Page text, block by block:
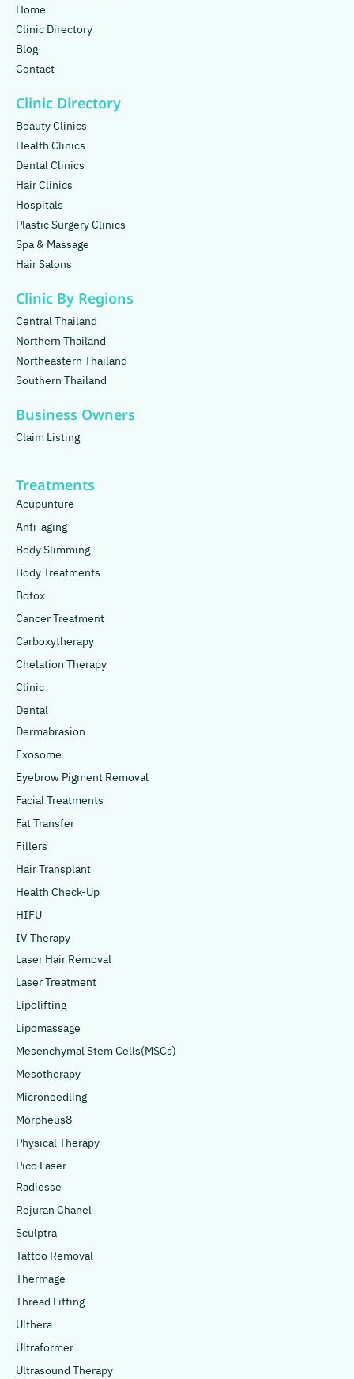
Home
Clinic Directory
Blog
Contact
Clinic Directory
Beauty Clinics
Health Clinics
Dental Clinics
Hair Clinics
Hospitals
Plastic Surgery Clinics
Spa & Massage
Hair Salons
Clinic By Regions
Central Thailand
Northern Thailand
Northeastern Thailand
Southern Thailand
Business Owners
Claim Listing
Treatments
Acupunture
Anti-aging
Body Slimming
Body Treatments
Botox
Cancer Treatment
Carboxytherapy
Chelation Therapy
Clinic
Dental
Dermabrasion
Exosome
Eyebrow Pigment Removal
Facial Treatments
Fat Transfer
Fillers
Hair Transplant
Health Check-Up
HIFU
IV Therapy
Laser Hair Removal
Laser Treatment
Lipolifting
Lipomassage
Mesenchymal Stem Cells(MSCs)
Mesotherapy
Microneedling
Morpheus8
Physical Therapy
Pico Laser
Radiesse
Rejuran Chanel
Sculptra
Tattoo Removal
Thermage
Thread Lifting
Ulthera
Ultraformer
Ultrasound Therapy